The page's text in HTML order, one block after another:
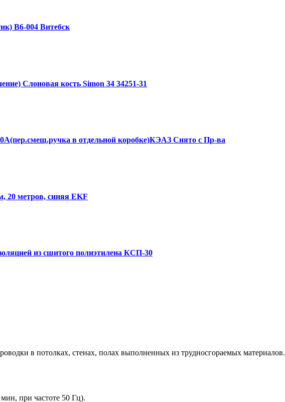
В6-004 Витебск
Слоновая кость Simon 34 34251-31
в отдельной коробке)КЭАЗ Снято с Пр-ва
20 метров, синяя EKF
из сшитого полиэтилена КСП-30
в потолках, стенах, полах выполненных из трудносгораемых материалов.
при частоте 50 Гц).